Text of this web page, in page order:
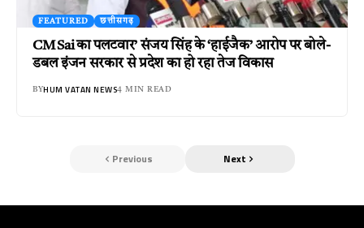
FEATURED छत्तीसगढ़
CM Sai का पलटवार’ संजय सिंह के ‘हाईजैक’ आरोप पर बोले-
डबल इंजन सरकार से प्रदेश का हो रहा तेज विकास
BYHUM VATAN NEWS4 MIN READ
Previous Next